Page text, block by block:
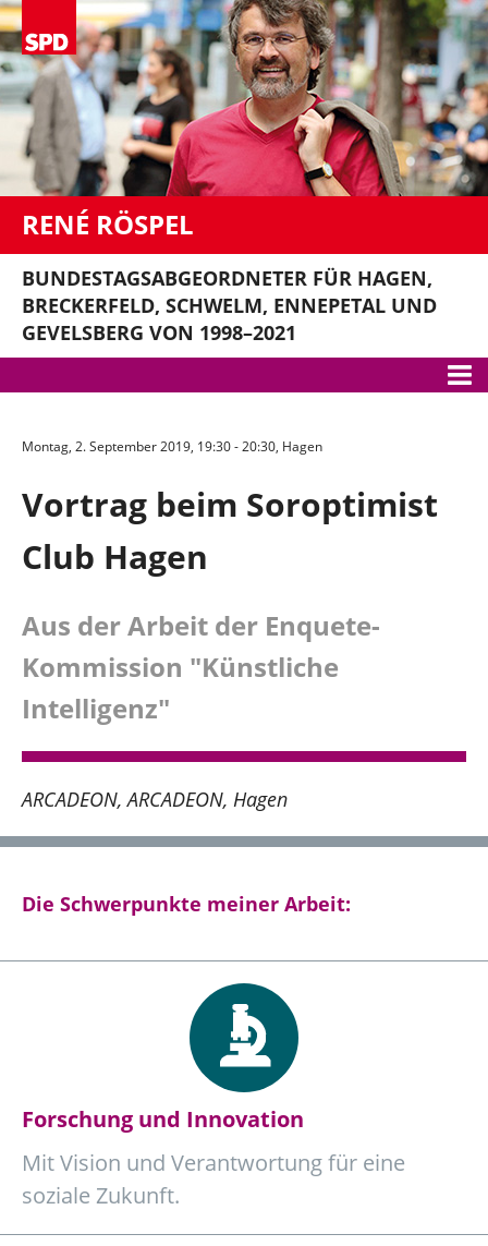
RENÉ RÖSPEL
BUNDESTAGSABGEORDNETER FÜR HAGEN,
BRECKERFELD, SCHWELM, ENNEPETAL UND
GEVELSBERG VON 1998–2021
Hagen und südlicher Ennepe-Ruhr-Kreis
Kontakt
Presse
Termine
Facebook
Montag, 2. September 2019, 19:30 - 20:30, Hagen
Vortrag beim Soroptimist
Club Hagen
Aus der Arbeit der Enquete-
Kommission "Künstliche
Intelligenz"
ARCADEON ARCADEON Hagen
Die Schwerpunkte meiner Arbeit:
Forschung und Innovation
Mit Vision und Verantwortung für eine
soziale Zukunft.